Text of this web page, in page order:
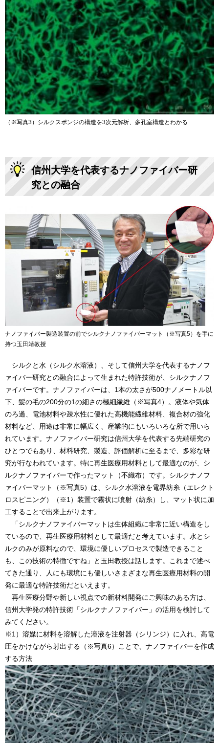
（※写真3）シルクスポンジの構造を3次元解析、多孔室構造とわかる
信州大学を代表するナノファイバー研
究との融合
ナノファイバー製造装置の前でシルクナノファイバーマット（※写真5）を手に
持つ玉田靖教授
シルクと水（シルク水溶液）、そして信州大学を代表するナノフ
ァイバー研究との融合によって生まれた特許技術が、シルクナノフ
ァイバーです。ナノファイバーは、1本の太さが500ナノメートル以
下、髪の毛の200分の1の細さの極細繊維（※写真4）。液体や気体
のろ過、電池材料や疎水性に優れた高機能繊維材料、複合材の強化
材料など、用途は非常に幅広く、産業的にもいろいろな所で用いら
れています。ナノファイバー研究は信州大学を代表する先端研究の
ひとつでもあり、材料研究、製造、評価解析に至るまで、多彩な研
究が行なわれています。特に再生医療用材料として最適なのが、シ
ルクナノファイバーで作ったマット（不織布）です。シルクナノフ
ァイバーマット（※写真5）は、シルク水溶液を電界紡糸（エレクト
ロスピニング）（※1）装置で霧状に噴射（紡糸）し、マット状に加
工することで出来上がります。
「シルクナノファイバーマットは生体組織に非常に近い構造をし
ているので、再生医療用材料として最適だと考えています。水とシ
ルクのみが原料なので、環境に優しいプロセスで製造できること
も、この技術の特徴ですね」と玉田教授は話します。これまで述べ
てきた通り、人にも環境にも優しいさまざまな再生医療用材料の開
発に最適な特許技術だといえます。
再生医療分野や新しい視点での新材料開発にご興味のある方は、
信州大学発の特許技術「シルクナノファイバー」の活用を検討して
みてください。
※1）溶媒に材料を溶解した溶液を注射器（シリンジ）に入れ、高電
圧をかけながら射出する（※写真6）ことで、ナノファイバーを作成
する方法